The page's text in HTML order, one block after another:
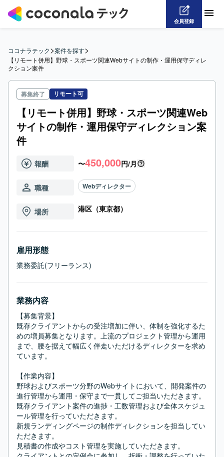
会員登録
ココナラテック>案件を探す>
【リモート併用】野球・スポーツ関連Webサイトの制作・運用保守ディレ
クション案件
募集終了 リモート可
【リモート併用】野球・スポーツ関連Web
サイトの制作・運用保守ディレクション案
件
報酬 〜450,000円/月
職種 Webディレクター
場所 港区（東京都）
雇用形態
業務委託(フリーランス)
業務内容
【募集背景】
既存クライアントからの受注増加に伴い、体制を強化するた
めの増員募集となります。上流のプロジェクト管理から運用
まで、腰を据えて幅広く伴走いただけるディレクターを求め
ています。
【作業内容】
野球およびスポーツ分野のWebサイトにおいて、開発案件の
進行管理から運用・保守まで一貫してご担当いただきます。
既存クライアント案件の進捗・工数管理および全体スケジュ
ール管理を行っていただきます。
新規ランディングページの制作ディレクションを担当してい
ただきます。
見積書の作成やコスト管理を実施していただきます。